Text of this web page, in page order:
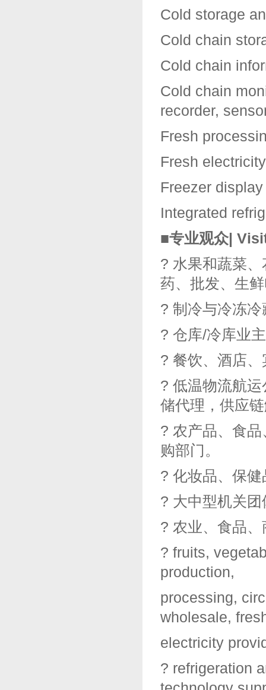
Cold storage
Cold chain
Cold chain
Cold chain
recorder,
Fresh
Fresh
Freezer
Integrated
■专业观众|
? 水果和蔬菜
药、批发、生
? 制冷与冷冻
? 仓库/冷库业
? 餐饮、酒店
? 低温物流航
储代理，供应
? 农产品、食
购部门。
? 化妆品、保
? 大中型机关
? 农业、食品
? fruits,
production,
processing,
wholesale,
electricity
? refrigeration